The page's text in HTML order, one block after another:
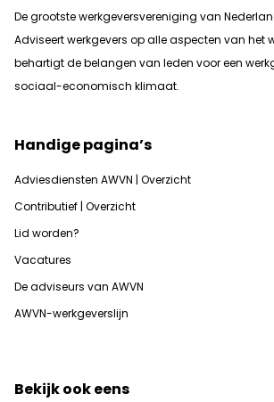
De grootste werkgeversvereniging van
Adviseert werkgevers op alle aspecten van het
behartigt de belangen van leden voor een
sociaal-economisch klimaat.
Handige pagina’s
Adviesdiensten AWVN | Overzicht
Contributief | Overzicht
Lid worden?
Vacatures
De adviseurs van AWVN
AWVN-werkgeverslijn
Bekijk ook eens